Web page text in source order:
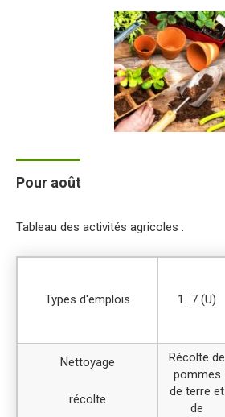
Pour août
Tableau des activités agricoles :
Types d'emplois 1…7 (U)
Nettoyage
récolte
Récolte de
pommes
de terre et
de